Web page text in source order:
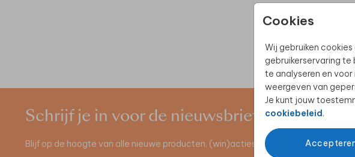
Cookies
Wij gebruiken
gebruikerservaring te
te analyseren en
weergeven van
Je kunt jouw
cookiebeleid.
Schrijf je in voor de nieuwsbrief
Blijf op de hoogte van alle nieuwe producten, (win)acties en unieke